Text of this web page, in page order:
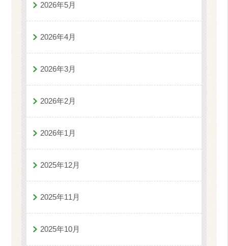
2026年5月
2026年4月
2026年3月
2026年2月
2026年1月
2025年12月
2025年11月
2025年10月